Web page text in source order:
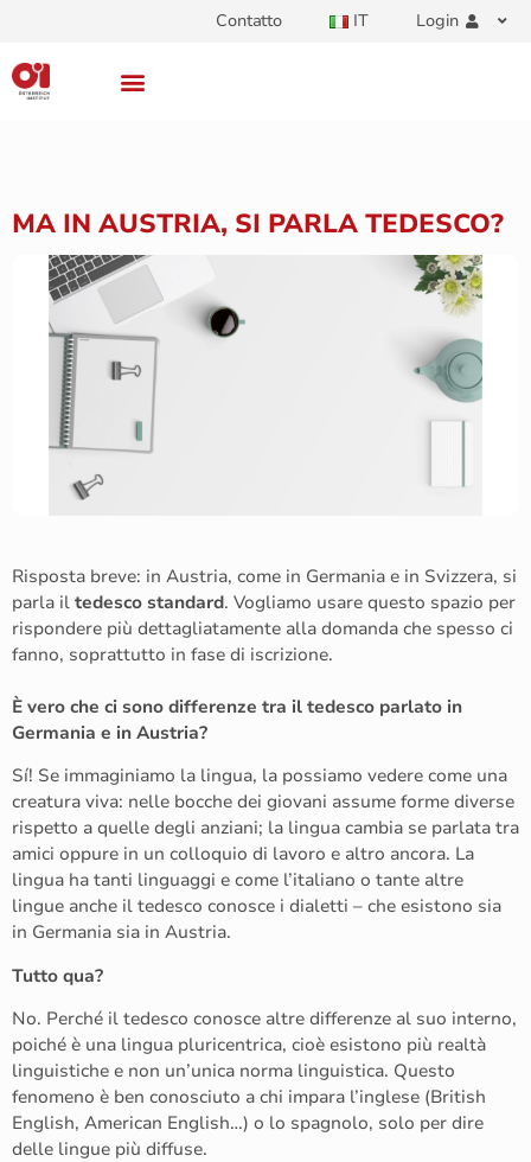
Contatto IT Login
MA IN AUSTRIA, SI PARLA TEDESCO?
Risposta breve: in Austria, come in Germania e in Svizzera, si
parla il tedesco standard. Vogliamo usare questo spazio per
rispondere più dettagliatamente alla domanda che spesso ci
fanno, soprattutto in fase di iscrizione.
È vero che ci sono differenze tra il tedesco parlato in
Germania e in Austria?
Sí! Se immaginiamo la lingua, la possiamo vedere come una
creatura viva: nelle bocche dei giovani assume forme diverse
rispetto a quelle degli anziani; la lingua cambia se parlata tra
amici oppure in un colloquio di lavoro e altro ancora. La
lingua ha tanti linguaggi e come l’italiano o tante altre
lingue anche il tedesco conosce i dialetti – che esistono sia
in Germania sia in Austria.
Tutto qua?
No. Perché il tedesco conosce altre differenze al suo interno,
poiché è una lingua pluricentrica, cioè esistono più realtà
linguistiche e non un’unica norma linguistica. Questo
fenomeno è ben conosciuto a chi impara l’inglese (British
English, American English…) o lo spagnolo, solo per dire
delle lingue più diffuse.